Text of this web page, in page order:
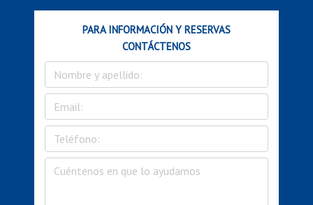
PARA INFORMACIÓN Y RESERVAS
CONTÁCTENOS